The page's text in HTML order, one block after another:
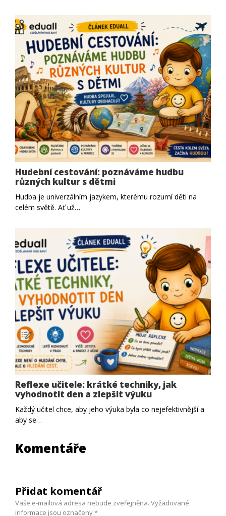
Hudební cestování: poznáváme hudbu
různých kultur s dětmi
Hudba je univerzálním jazykem, kterému rozumí děti na
celém světě. Ať už…
Reflexe učitele: krátké techniky, jak
vyhodnotit den a zlepšit výuku
Každý učitel chce, aby jeho výuka byla co nejefektivnější a
aby se…
Komentáře
Přidat komentář
Vaše e-mailová adresa nebude zveřejněna. Vyžadované
informace jsou označeny*